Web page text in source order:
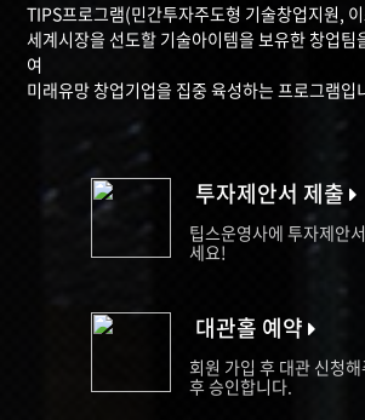
TIPS프로그램(민간투자주도형 기술창업지원,
세계시장을 선도할 기술아이템을 보유한 창업팀
여
미래유망 창업기업을 집중 육성하는 프로그램입
투자제안서 제출
팁스운영사에 투자제안
세요!
대관홀 예약
회원 가입 후 대관 신청
후 승인합니다.